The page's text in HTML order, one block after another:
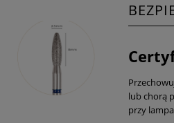
lub chorą
przy